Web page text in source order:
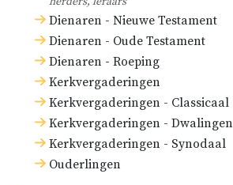
Dienaren - Nieuwe Testament
Dienaren - Oude Testament
Dienaren - Roeping
Kerkvergaderingen
Kerkvergaderingen - Classicaal
Kerkvergaderingen - Dwalingen
Kerkvergaderingen - Synodaal
Ouderlingen